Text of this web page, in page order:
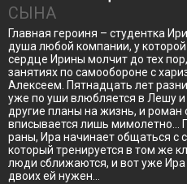
СЫНА
Главная героиня – студентка
душа любой компании, у
сердце Ирины молчит до тех
занятиях по самообороне с
Алексеем. Пятнадцать лет
уже по уши влюбляется в Лешу
другие планы на жизнь, и роман
вписывается лишь мимолетно…
раны, Ира начинает общаться с
который тренируется в том же
люди сближаются, и вот уже Ира
двоих ей нужен…